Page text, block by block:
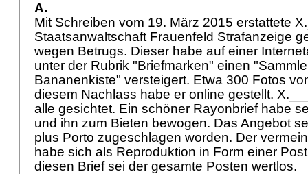
A.
Mit Schreiben vom 19. März 2015 erstattete
Staatsanwaltschaft Frauenfeld Strafanzeige
wegen Betrugs. Dieser habe auf einer
unter der Rubrik "Briefmarken" einen
Bananenkiste" versteigert. Etwa 300 Fotos
diesem Nachlass habe er online gestellt.
alle gesichtet. Ein schöner Rayonbrief habe
und ihn zum Bieten bewogen. Das Angebot
plus Porto zugeschlagen worden. Der
habe sich als Reproduktion in Form einer
diesen Brief sei der gesamte Posten wertlos.